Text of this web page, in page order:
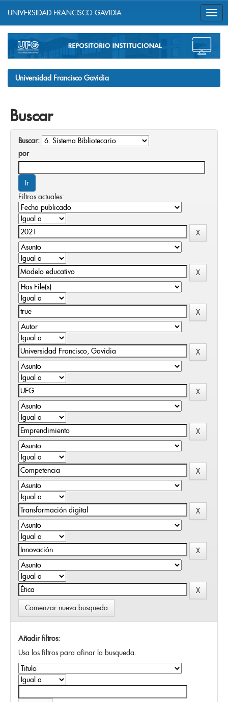
navigation
UNIVERSIDAD FRANCISCO GAVIDIA
Universidad Francisco Gavidia
Buscar
Buscar:
por
Filtros actuales:
Comenzar nueva busqueda
Añadir filtros:
Usa los filtros para afinar la busqueda.